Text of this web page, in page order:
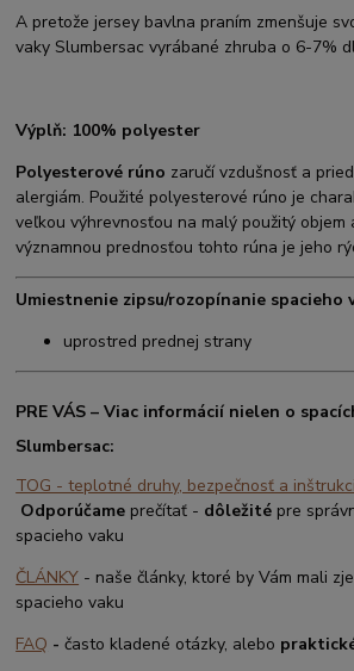
A pretože jersey bavlna praním zmenšuje
vaky Slumbersac vyrábané zhruba o 6-7%
Výplň: 100% polyester
Polyesterové rúno zaručí vzdušnosť a
alergiám. Použité polyesterové rúno je
veľkou výhrevnosťou na malý použitý objem
významnou prednosťou tohto rúna je jeho
Umiestnenie zipsu/rozopínanie spacieho
uprostred prednej strany
PRE VÁS – Viac informácií nielen o
Slumbersac:
TOG - teplotné druhy, bezpečnosť a
Odporúčame prečítať - dôležité pre
spacieho vaku
ČLÁNKY - naše články, ktoré by Vám mali
spacieho vaku
FAQ -často kladené otázky, alebo